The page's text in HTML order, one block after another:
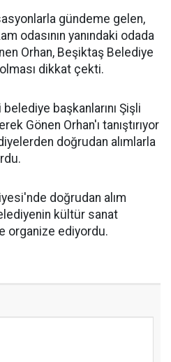
gündeme gelen,
odasının yanındaki odada
Orhan, Beşiktaş Belediye
olması dikkat çekti.
başkanlarını Şişli
Gönen Orhan'ı tanıştırıyor
doğrudan alımlarla
doğrudan alım
kültür sanat
organize ediyordu.